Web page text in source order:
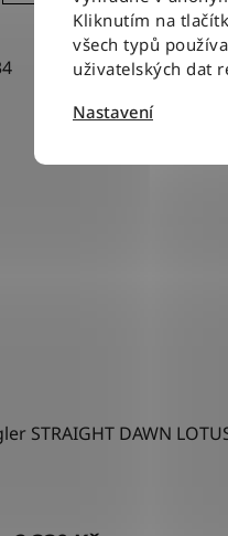
Kliknutím na
všech typů
uživatelských dat
Nastavení
W32-L34 W33-L32
STRAIGHT DAWN